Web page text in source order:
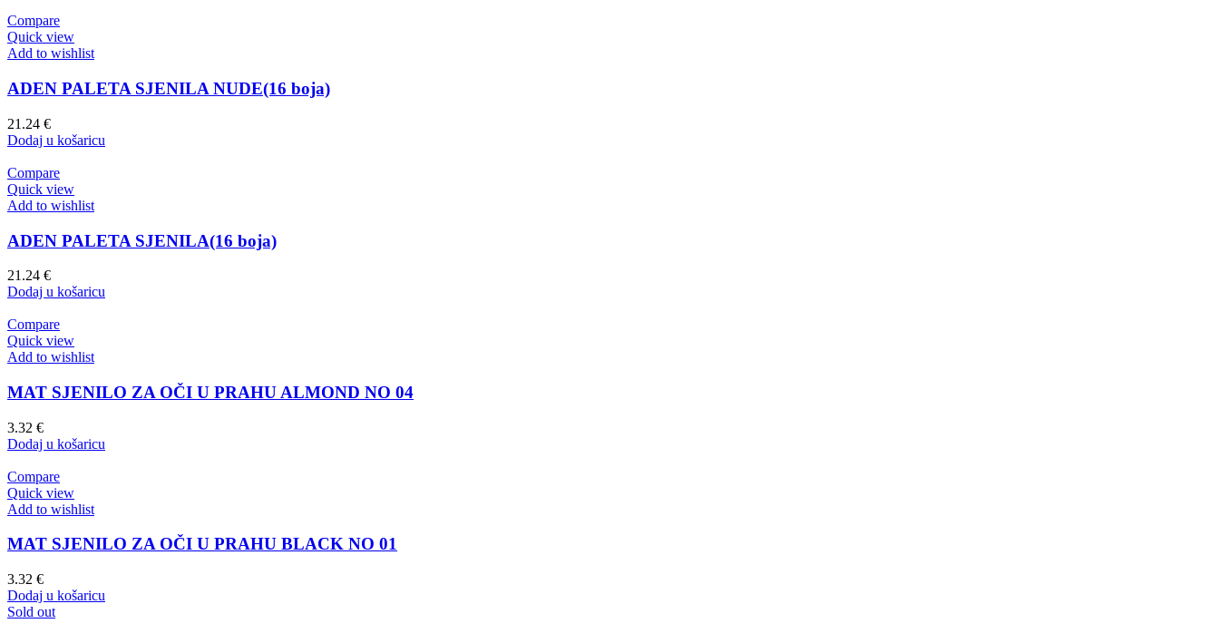
Compare
Quick view
Add to wishlist
ADEN PALETA SJENILA NUDE(16 boja)
21.24 €
Dodaj u košaricu
Compare
Quick view
Add to wishlist
ADEN PALETA SJENILA(16 boja)
21.24 €
Dodaj u košaricu
Compare
Quick view
Add to wishlist
MAT SJENILO ZA OČI U PRAHU ALMOND NO 04
3.32 €
Dodaj u košaricu
Compare
Quick view
Add to wishlist
MAT SJENILO ZA OČI U PRAHU BLACK NO 01
3.32 €
Dodaj u košaricu
Sold out